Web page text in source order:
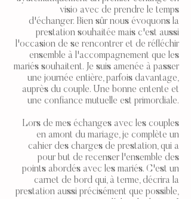
visio avec de prendre le temps
d'échanger. Bien sûr nous évoquons la
prestation souhaitée mais c'est aussi
l'occasion de se rencontrer et de réfléchir
ensemble à l'accompagnement que les
mariés souhaitent. Je suis amenée à passer
une journée entière, parfois davantage,
auprès du couple. Une bonne entente et
une confiance mutuelle est primordiale.
Lors de mes échanges avec les couples
en amont du mariage, je complète un
cahier des charges de prestation, qui a
pour but de recenser l'ensemble des
points abordés avec les mariés. C'est un
carnet de bord qui, à terme, décrira la
prestation aussi précisément que possible,